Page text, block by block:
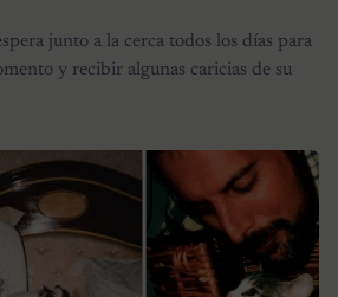
junto a la cerca todos los días para
y recibir algunas caricias de su